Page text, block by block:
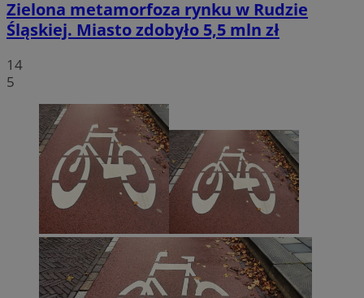
Zielona metamorfoza rynku w Rudzie
Śląskiej. Miasto zdobyło 5,5 mln zł
14
5